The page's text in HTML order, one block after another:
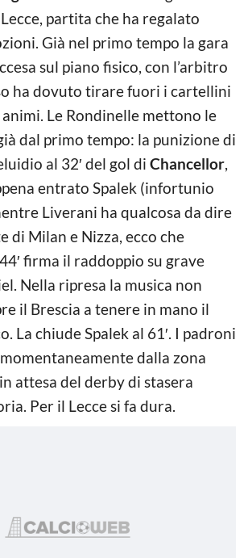
partita che ha regalato
Già nel primo tempo la gara
sul piano fisico, con l’arbitro
ha dovuto tirare fuori i cartellini
Le Rondinelle mettono le
dal primo tempo: la punizione di
al 32′ del gol di Chancellor,
entrato Spalek (infortunio
Liverani ha qualcosa da dire
di Milan e Nizza, ecco che
firma il raddoppio su grave
Nella ripresa la musica non
il Brescia a tenere in mano il
La chiude Spalek al 61′. I padroni
dalla zona
attesa del derby di stasera
Per il Lecce si fa dura.